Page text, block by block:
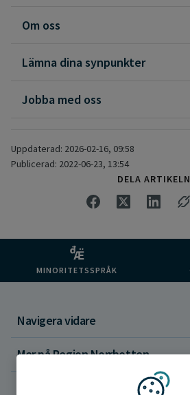
Om oss
Lämna dina synpunkter
Jobba med oss
Uppdaterad: 2026-02-16, 09:58
Publicerad: 2022-06-23, 13:54
DELA ARTIKELN
MINORITETSSPRÅK
Navigera vidare
Mer på Region Norrbotten